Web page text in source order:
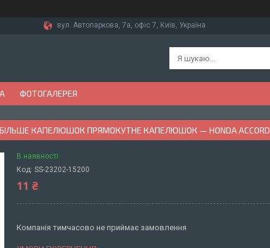
вул. Автопаркова, 7а, офіс 7, Київ, Україна
ФОТОГАЛЕРЕЯ
КАПЕЛЮШОК ПРЯМОКУТНЕ КАПЕЛЮШОК — HONDA ACCORD
В наявності
Код: SS-23202-15200
11 ₴
Компанія тимчасово не приймає замовлення